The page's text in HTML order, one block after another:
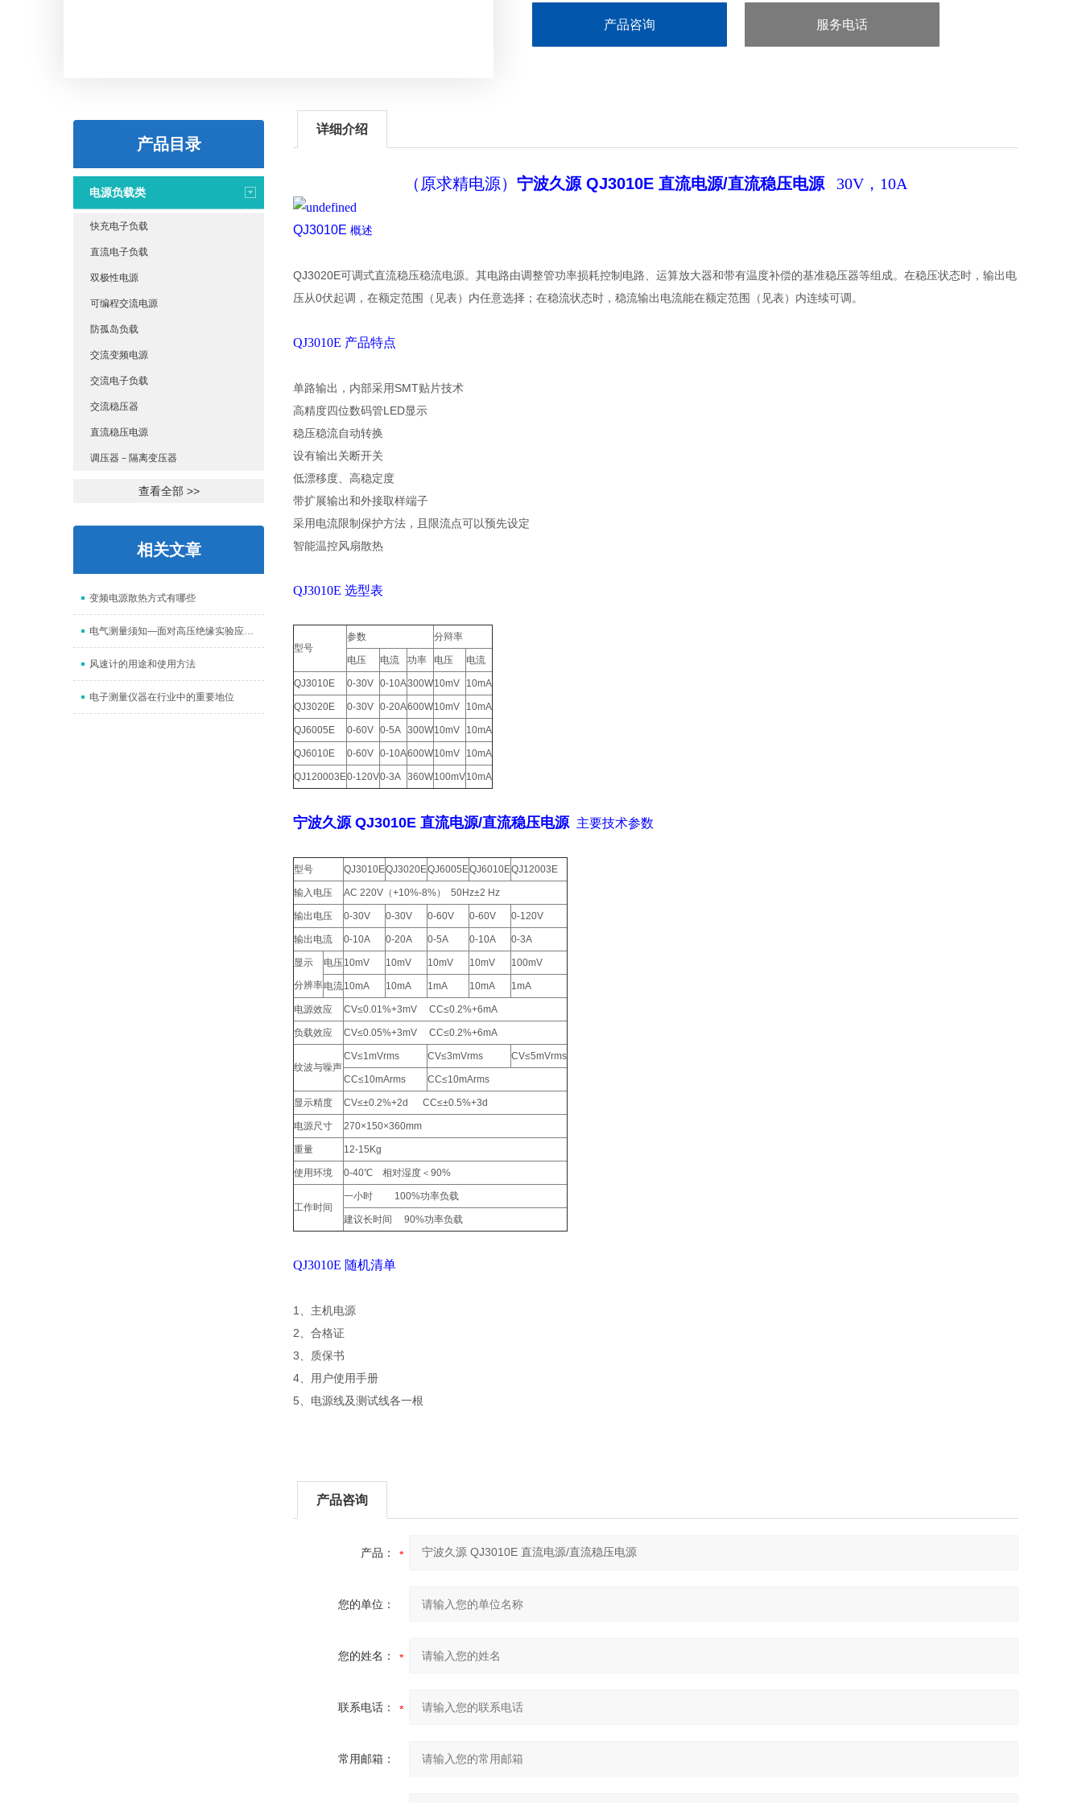
产品咨询 服务电话
产品目录
电源负载类
快充电子负载
直流电子负载
双极性电源
可编程交流电源
防孤岛负载
交流变频电源
交流电子负载
交流稳压器
直流稳压电源
调压器－隔离变压器
查看全部 >>
相关文章
变频电源散热方式有哪些
电气测量须知—面对高压绝缘实验应要注意哪些问题？
风速计的用途和使用方法
电子测量仪器在行业中的重要地位
详细介绍
（原求精电源） 宁波久源 QJ3010E 直流电源/直流稳压电源30V，10A
QJ3010E 概述
QJ3020E可调式直流稳压稳流电源。其电路由调整管功率损耗控制电路、运算放大器和带有温度补偿的基准稳压器等组成。在稳压状态时，输出电
压从0伏起调，在额定范围（见表）内任意选择；在稳流状态时，稳流输出电流能在额定范围（见表）内连续可调。
QJ3010E 产品特点
单路输出，内部采用SMT贴片技术
高精度四位数码管LED显示
稳压稳流自动转换
设有输出关断开关
低漂移度、高稳定度
带扩展输出和外接取样端子
采用电流限制保护方法，且限流点可以预先设定
智能温控风扇散热
QJ3010E 选型表
型号
参数 分辩率
电压 电流 功率 电压 电流
QJ3010E 0-30V 0-10A300W10mV 10mA
QJ3020E 0-30V 0-20A600W10mV 10mA
QJ6005E 0-60V 0-5A 300W10mV 10mA
QJ6010E 0-60V 0-10A600W10mV 10mA
QJ120003E0-120V0-3A 360W100mV10mA
宁波久源 QJ3010E 直流电源/直流稳压电源 主要技术参数
型号 QJ3010EQJ3020EQJ6005EQJ6010EQJ12003E
输入电压 AC 220V（+10%-8%） 50Hz±2 Hz
输出电压 0-30V 0-30V 0-60V 0-60V 0-120V
输出电流 0-10A 0-20A 0-5A 0-10A 0-3A
显示
分辨率
电压10mV 10mV 10mV 10mV 100mV
电流10mA 10mA 1mA 10mA 1mA
电源效应 CV≤0.01%+3mV CC≤0.2%+6mA
负载效应 CV≤0.05%+3mV CC≤0.2%+6mA
纹波与噪声
CV≤1mVrms CV≤3mVrms CV≤5mVrms
CC≤10mArms CC≤10mArms
显示精度 CV≤±0.2%+2d CC≤±0.5%+3d
电源尺寸 270×150×360mm
重量 12-15Kg
使用环境 0-40℃ 相对湿度＜90%
工作时间
一小时 100%功率负载
建议长时间 90%功率负载
QJ3010E 随机清单
1、主机电源
2、合格证
3、质保书
4、用户使用手册
5、电源线及测试线各一根
产品咨询
产品：
您的单位：
您的姓名：
联系电话：
常用邮箱：